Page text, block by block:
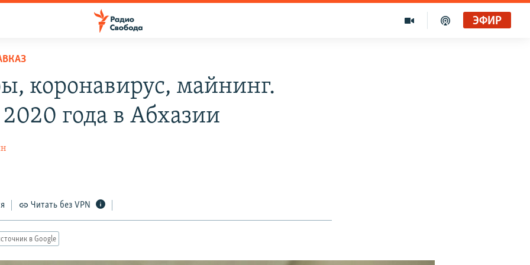
ЭФИР
коронавирус, майнинг.
года в Абхазии
Читать без VPN
в Google